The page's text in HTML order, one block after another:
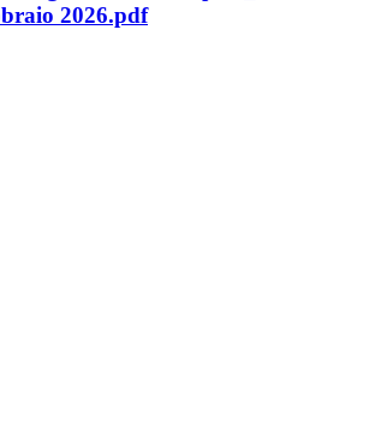
2026.pdf